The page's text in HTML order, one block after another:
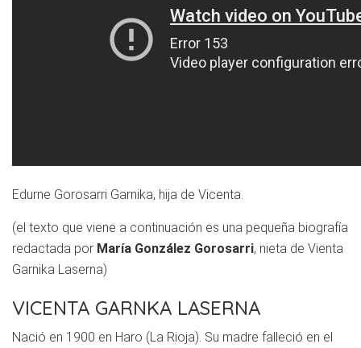
Edurne Gorosarri Garnika, hija de Vicenta.
(el texto que viene a continuación es una pequeña biografía
redactada por María González Gorosarri, nieta de Vienta
Garnika Laserna)
VICENTA GARNKA LASERNA
Nació en 1900 en Haro (La Rioja). Su madre falleció en el